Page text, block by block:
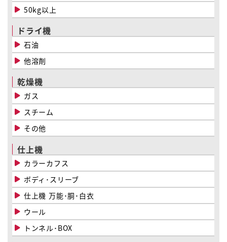
50kg以上
ドライ機
石油
他溶剤
乾燥機
ガス
スチーム
その他
仕上機
カラーカフス
ボディ･スリーブ
仕上機 万能･胴･白衣
ウール
トンネル･BOX